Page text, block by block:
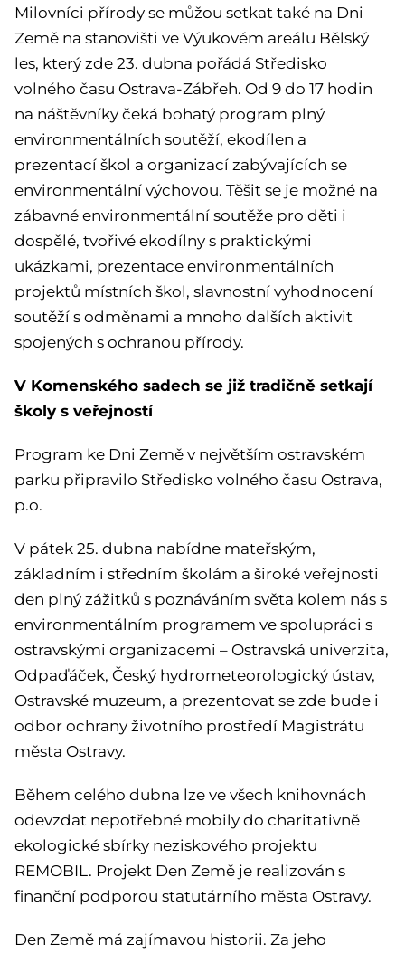
Milovníci přírody se můžou setkat také na Dni
Země na stanovišti ve Výukovém areálu Bělský
les, který zde 23. dubna pořádá Středisko
volného času Ostrava-Zábřeh. Od 9 do 17 hodin
na náštěvníky čeká bohatý program plný
environmentálních soutěží, ekodílen a
prezentací škol a organizací zabývajících se
environmentální výchovou. Těšit se je možné na
zábavné environmentální soutěže pro děti i
dospělé, tvořivé ekodílny s praktickými
ukázkami, prezentace environmentálních
projektů místních škol, slavnostní vyhodnocení
soutěží s odměnami a mnoho dalších aktivit
spojených s ochranou přírody.
V Komenského sadech se již tradičně setkají
školy s veřejností
Program ke Dni Země v největším ostravském
parku připravilo Středisko volného času Ostrava,
p.o.
V pátek 25. dubna nabídne mateřským,
základním i středním školám a široké veřejnosti
den plný zážitků s poznáváním světa kolem nás s
environmentálním programem ve spolupráci s
ostravskými organizacemi – Ostravská univerzita,
Odpaďáček, Český hydrometeorologický ústav,
Ostravské muzeum, a prezentovat se zde bude i
odbor ochrany životního prostředí Magistrátu
města Ostravy.
Během celého dubna lze ve všech knihovnách
odevzdat nepotřebné mobily do charitativně
ekologické sbírky neziskového projektu
REMOBIL. Projekt Den Země je realizován s
finanční podporou statutárního města Ostravy.
Den Země má zajímavou historii. Za jeho